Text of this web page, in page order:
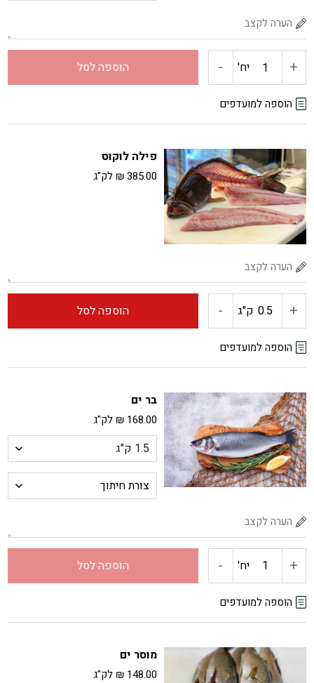
+ כמות
של
לבן
יח' - הוספה לסל
הוספה למועדפים
פילה לוקוס
₪385.00 לק"ג
+ כמות
של
לוקוס
ק"ג - הוספה לסל
הוספה למועדפים
בר ים
₪ 168.00 לק"ג
+ כמות
של
ים
יח' - הוספה לסל
הוספה למועדפים
מוסר ים
₪ 148.00 לק"ג